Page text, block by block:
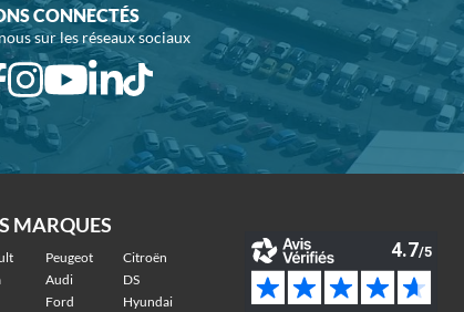
CONNECTÉS
sur les réseaux sociaux
MARQUES
Peugeot
Citroën
Audi
DS
Ford Hyundai